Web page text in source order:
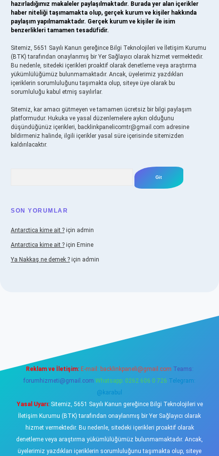
hazırladığımız makaleler paylaşılmaktadır. Burada yer alan içerikler
haber niteliği taşımamakta olup, gerçek kurum ve kişiler hakkında
paylaşım yapılmamaktadır. Gerçek kurum ve kişiler ile isim
benzerlikleri tamamen tesadüfidir.
Sitemiz, 5651 Sayılı Kanun gereğince Bilgi Teknolojileri ve İletişim Kurumu
(BTK) tarafından onaylanmış bir Yer Sağlayıcı olarak hizmet vermektedir.
Bu nedenle, sitedeki içerikleri proaktif olarak denetleme veya araştırma
yükümlülüğümüz bulunmamaktadır. Ancak, üyelerimiz yazdıkları
içeriklerin sorumluluğunu taşımakta olup, siteye üye olarak bu
sorumluluğu kabul etmiş sayılırlar.
Sitemiz, kar amacı gütmeyen ve tamamen ücretsiz bir bilgi paylaşım
platformudur. Hukuka ve yasal düzenlemelere aykırı olduğunu
düşündüğünüz içerikleri, backlinkpanelicomtr@gmail.com adresine
bildirmeniz halinde, ilgili içerikler yasal süre içerisinde sitemizden
kaldırılacaktır.
SON YORUMLAR
Antarctica kime ait ? için admin
Antarctica kime ait ? için Emine
Ya Nakkaş ne demek ? için admin
Reklam ve İletişim: E-mail: backlinkpaneli@gmail.com Teams:
forumhizmeti@gmail.com Whatsapp: 0262 606 0 726 Telegram:
@karabul
Yasal Uyarı:Sitemiz, 5651 Sayılı Kanun gereğince Bilgi Teknolojileri ve
İletişim Kurumu (BTK) tarafından onaylanmış bir Yer Sağlayıcı olarak
hizmet vermektedir. Bu nedenle, sitedeki içerikleri proaktif olarak
denetleme veya araştırma yükümlülüğümüz bulunmamaktadır. Ancak,
üyelerimiz yazdıkları içeriklerin sorumluluğunu taşımakta olup, siteye